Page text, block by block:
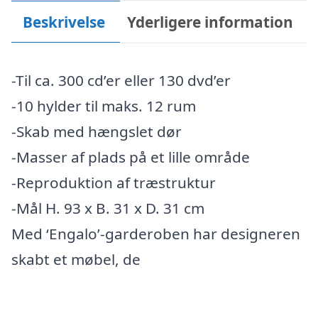
Beskrivelse Yderligere information
-Til ca. 300 cd’er eller 130 dvd’er
-10 hylder til maks. 12 rum
-Skab med hængslet dør
-Masser af plads på et lille område
-Reproduktion af træstruktur
-Mål H. 93 x B. 31 x D. 31 cm
Med ‘Engalo’-garderoben har designeren
skabt et møbel, de